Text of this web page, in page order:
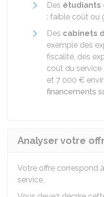
Des étudiants
: faible coût ou
Des cabinets
exemple des
fiscalité, des
coût du
et 7 000 €
financements
Analyser votre
Votre offre correspond à
service.